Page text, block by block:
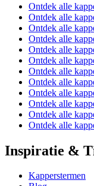
Ontdek alle
Ontdek alle
Ontdek alle
Ontdek alle
Ontdek alle
Ontdek alle
Ontdek alle
Ontdek alle
Ontdek alle
Ontdek alle
Ontdek alle
Ontdek alle
Inspiratie &
Kapperstermen